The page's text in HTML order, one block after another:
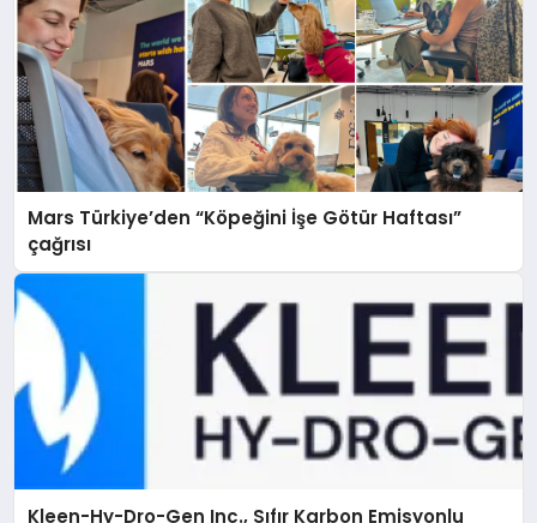
Mars Türkiye’den “Köpeğini İşe Götür Haftası”
çağrısı
Kleen-Hy-Dro-Gen Inc., Sıfır Karbon Emisyonlu